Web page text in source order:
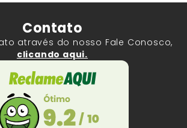
Contato
através do nosso Fale Conosco,
clicando aqui.